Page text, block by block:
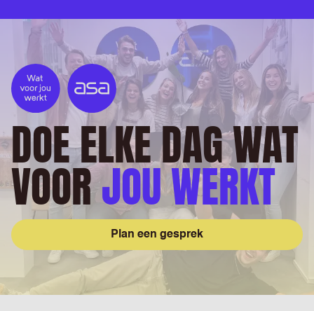
DOE ELKE DAG WAT
VOORJOU WERKT
Plan een gesprek